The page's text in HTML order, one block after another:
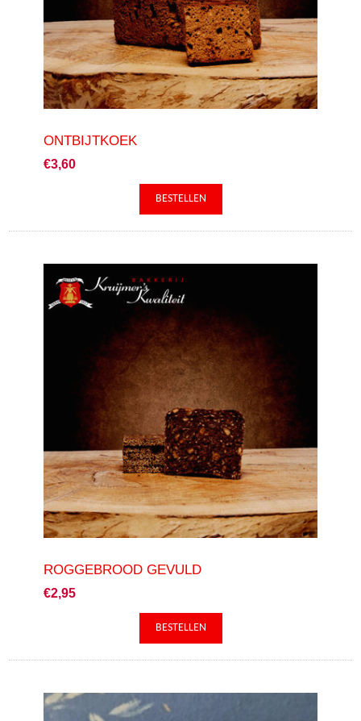
ONTBIJTKOEK
€3,60
ROGGEBROOD GEVULD
€2,95